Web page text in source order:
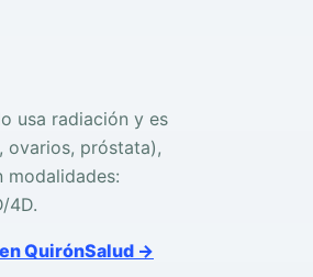
usa radiación y es
ovarios, próstata),
modalidades:
4D.
QuirónSalud →